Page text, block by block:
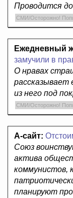
Проводится
СМИ/Осторожно!
Ежедневный
замучили в
О нравах
рассказывает
из него под
СМИ/Осторожно!
А-сайт:
Союз
актива
коммунистов,
планируют